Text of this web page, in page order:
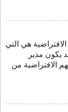
هي التي
يكون مدير
الافتراضية من